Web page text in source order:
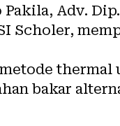
Adv.
Scholer,
thermal
bakar